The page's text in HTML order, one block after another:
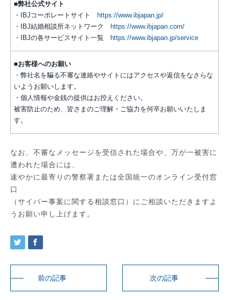
■弊社公式サイト
・IBJコーポレートサイト
https://www.ibjapan.jp/
・IBJ結婚相談所ネットワーク
https://www.ibjapan.com/
・IBJの各サービスサイト一覧
https://www.ibjapan.jp/service
■お客様へのお願い
・弊社名を騙る不審な連絡やサイトにはアクセスや返信をなさらな
いようお願いします。
・個人情報や金銭の提供はお控えください。
被害防止のため、皆さまのご理解・ご協力を何卒お願いいたしま
す。
なお、不審なメッセージを受信された場合や、万が一被害に
遭われた場合には、
速やかに最寄りの警察署または全国統一のオンライン受付窓
口
（サイバー事案に関する相談窓口）にご相談いただきますよ
うお願い申し上げます。
前の記事 次の記事